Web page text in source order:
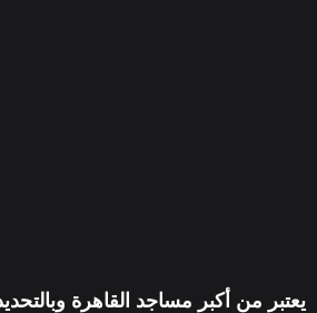
يعتبر من أكبر مساجد القاهرة